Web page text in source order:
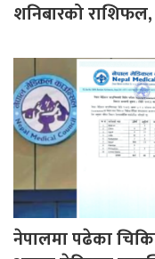
शनिबारको
नेपालमा पढेका